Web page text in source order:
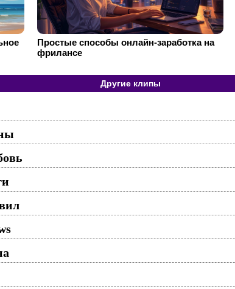
Простые способы онлайн-заработка на
фрилансе
Другие клипы